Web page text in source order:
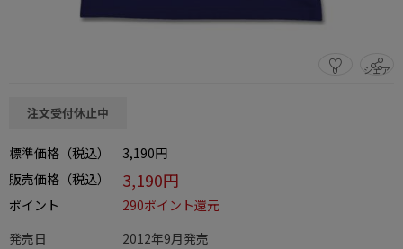
0 シェア
この商品をシェアする
注文受付休止中
標準価格（税込）
3,190円
販売価格（税込）
3,190円
ポイント
290ポイント還元
発売日
2012年9月発売